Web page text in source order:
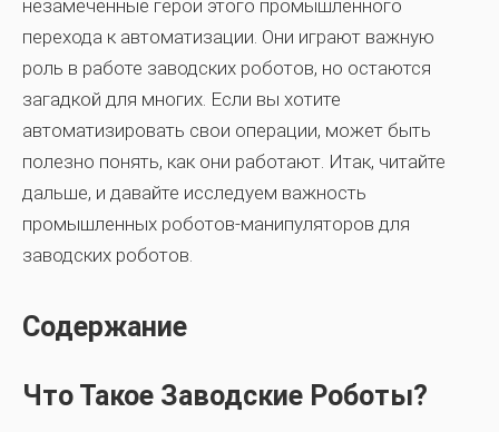
незамеченные герои этого промышленного
перехода к автоматизации. Они играют важную
роль в работе заводских роботов, но остаются
загадкой для многих. Если вы хотите
автоматизировать свои операции, может быть
полезно понять, как они работают. Итак, читайте
дальше, и давайте исследуем важность
промышленных роботов-манипуляторов для
заводских роботов.
Содержание
Что Такое Заводские Роботы?